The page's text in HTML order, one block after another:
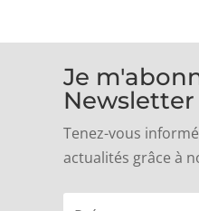
Je
Newsletter
Tenez-vous
actualités grâce à